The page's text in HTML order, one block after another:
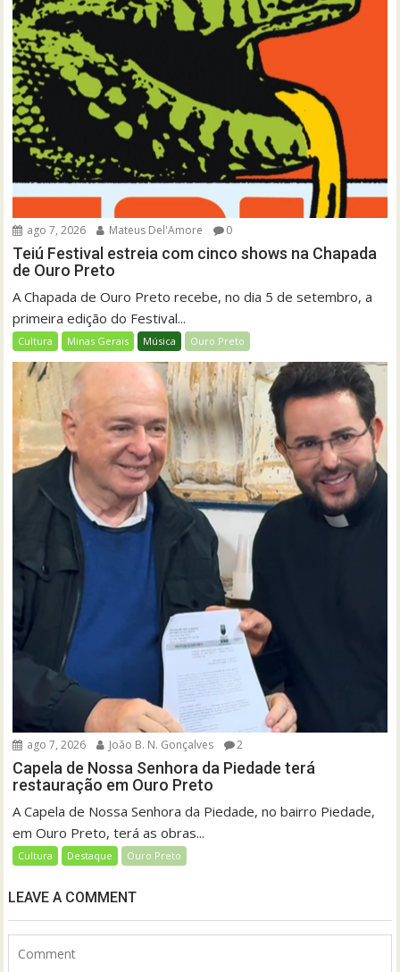
ago 7, 2026 Mateus Del'Amore 0
Teiú Festival estreia com cinco shows na Chapada
de Ouro Preto
A Chapada de Ouro Preto recebe, no dia 5 de setembro, a
primeira edição do Festival...
Cultura Minas Gerais Música Ouro Preto
ago 7, 2026 João B. N. Gonçalves 2
Capela de Nossa Senhora da Piedade terá
restauração em Ouro Preto
A Capela de Nossa Senhora da Piedade, no bairro Piedade,
em Ouro Preto, terá as obras...
Cultura Destaque Ouro Preto
LEAVE A COMMENT